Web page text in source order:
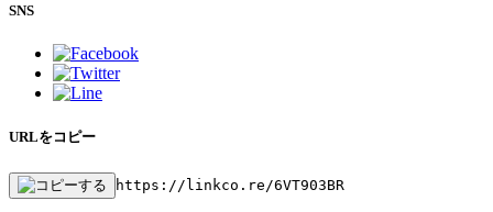
SNS
URLをコピー
https://linkco.re/6VT903BR